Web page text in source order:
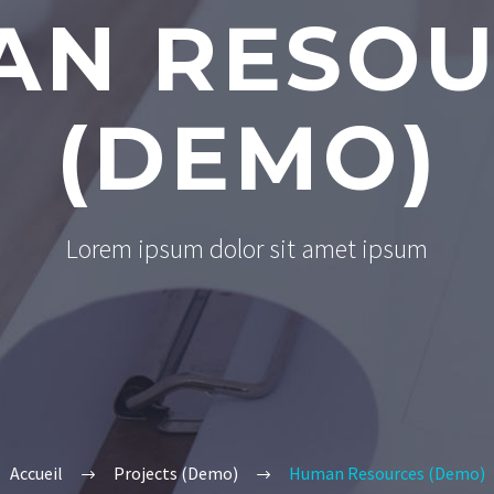
(DEMO)
Lorem ipsum dolor sit amet ipsum
Accueil Projects (Demo) Human Resources (Demo)